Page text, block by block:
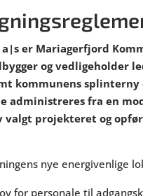
er Mariagerfjord
og vedligeholder
kommunens
administreres fra en
valgt projekteret og
nye energivenlige
for personale til